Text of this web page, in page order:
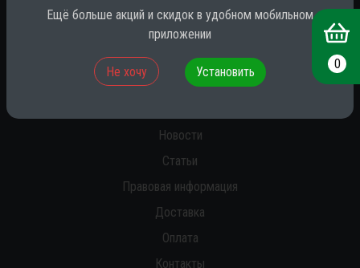
* принадлежит компании Meta (признана экстремистской на территории
Новости
Статьи
Правовая информация
Доставка
Оплата
Контакты
0
Ещё больше акций и скидок в удобном мобильном
приложении
Не хочу Установить